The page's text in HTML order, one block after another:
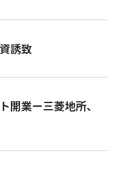
誘致
開業ー三菱地所、